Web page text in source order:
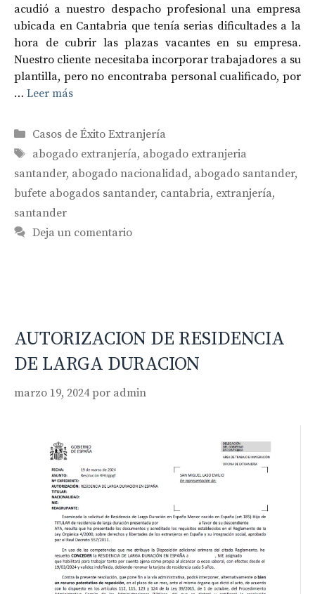
acudió a nuestro despacho profesional una empresa
ubicada en Cantabria que tenía serias dificultades a la
hora de cubrir las plazas vacantes en su empresa.
Nuestro cliente necesitaba incorporar trabajadores a su
plantilla, pero no encontraba personal cualificado, por
… Leer más
Categorías
Casos de Éxito Extranjería
Etiquetas
abogado extranjería, abogado extranjeria
santander, abogado nacionalidad, abogado santander,
bufete abogados santander, cantabria, extranjería,
santander
Deja un comentario
AUTORIZACION DE RESIDENCIA
DE LARGA DURACION
marzo 19, 2024 por admin